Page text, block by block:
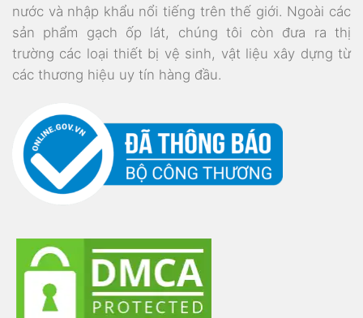
nước và nhập khẩu nổi tiếng trên thế giới. Ngoài các
sản phẩm gạch ốp lát, chúng tôi còn đưa ra thị
trường các loại thiết bị vệ sinh, vật liệu xây dựng từ
các thương hiệu uy tín hàng đầu.